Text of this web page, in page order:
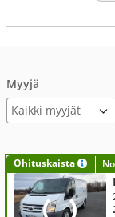
Myyjä
Kaikki myyjät
Ohituskaista